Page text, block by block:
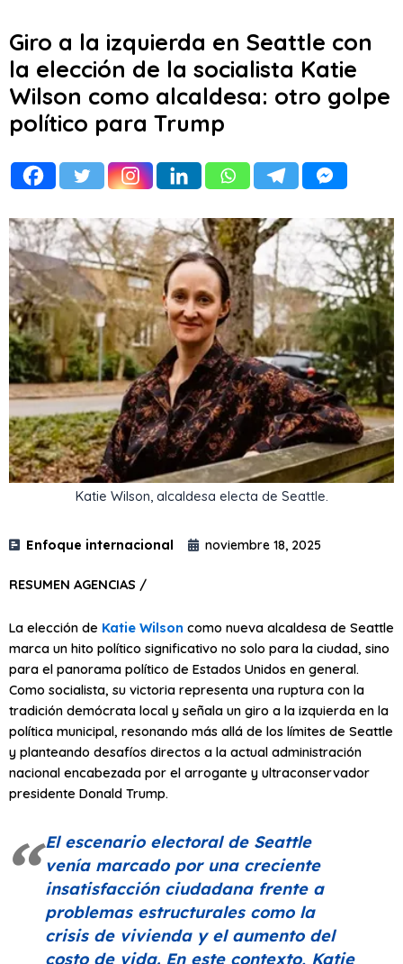
Giro a la izquierda en Seattle con
la elección de la socialista Katie
Wilson como alcaldesa: otro golpe
político para Trump
Katie Wilson, alcaldesa electa de Seattle.
Enfoque internacional noviembre 18, 2025
RESUMEN AGENCIAS /
La elección de Katie Wilson como nueva alcaldesa de Seattle
marca un hito político significativo no solo para la ciudad, sino
para el panorama político de Estados Unidos en general.
Como socialista, su victoria representa una ruptura con la
tradición demócrata local y señala un giro a la izquierda en la
política municipal, resonando más allá de los límites de Seattle
y planteando desafíos directos a la actual administración
nacional encabezada por el arrogante y ultraconservador
presidente Donald Trump.
El escenario electoral de Seattle
venía marcado por una creciente
insatisfacción ciudadana frente a
problemas estructurales como la
crisis de vivienda y el aumento del
costo de vida. En este contexto, Katie